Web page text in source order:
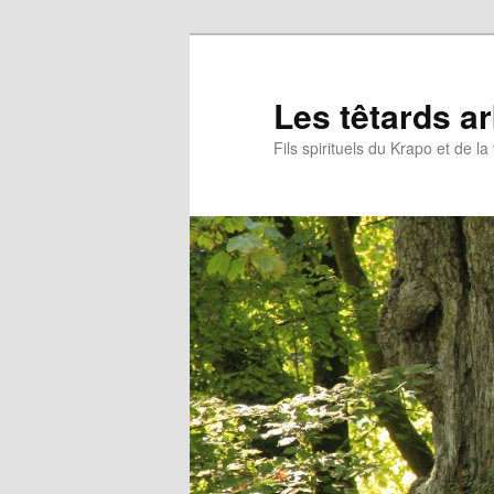
Les têtards
Fils spirituels du Krapo et de